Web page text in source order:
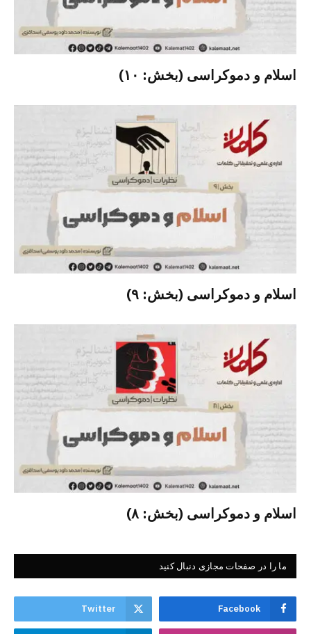
اسلام و دموکراسی (بخش: ۱۰)
اسلام و دموکراسی (بخش: ۹)
اسلام و دموکراسی (بخش: ۸)
ما را در صفحات مجازی دنبال کنید
Facebook
Twitter